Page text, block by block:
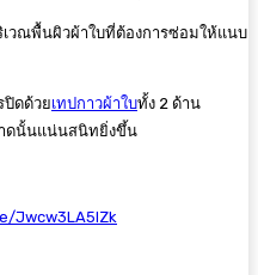
เวณพื้นผิวผ้าใบที่ต้องการซ่อมให้แนบ
ดด้วยเทปกาวผ้าใบทั้ง 2 ด้าน
ดนั้นแน่นสนิทยิ่งขึ้น
Jwcw3LA5lZk